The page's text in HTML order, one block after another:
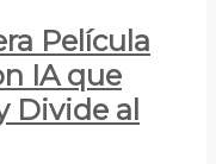
Película
IA que
Divide al